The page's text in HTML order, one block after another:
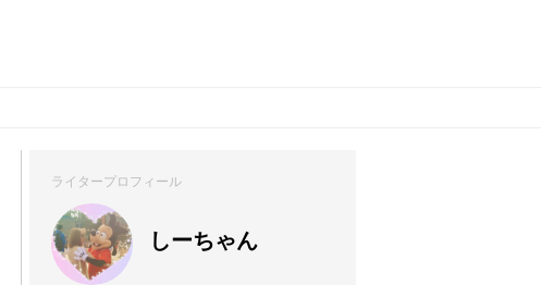
ライタープロフィール
しーちゃん